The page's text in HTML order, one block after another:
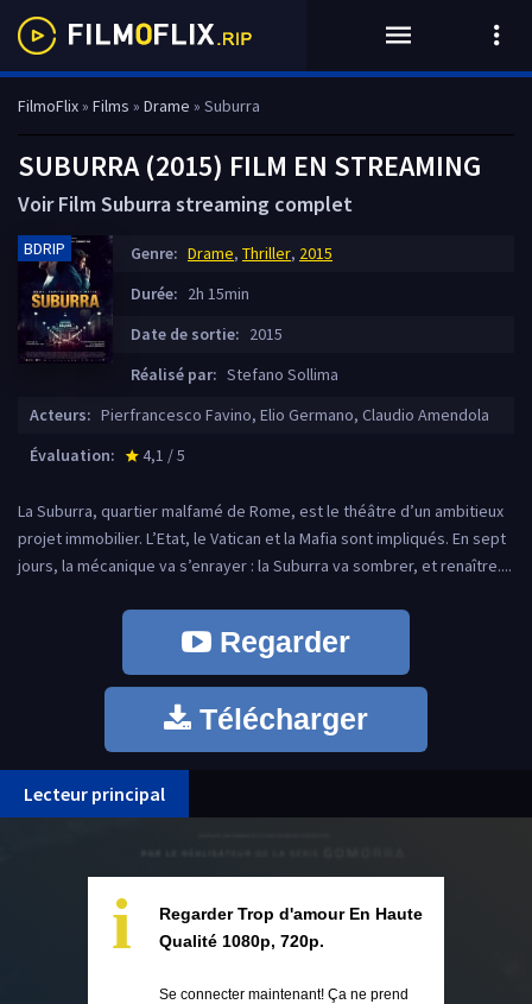
FilmoFlix» Films » Drame » Suburra
SUBURRA (2015) FILM EN STREAMING
Voir Film Suburra streaming complet
BDRIP Genre: Drame, Thriller, 2015
Durée: 2h 15min
Date de sortie: 2015
Réalisé par: Stefano Sollima
Acteurs: Pierfrancesco Favino, Elio Germano, Claudio Amendola
Évaluation:
star_rate
4,1 / 5
La Suburra, quartier malfamé de Rome, est le théâtre d’un ambitieux
projet immobilier. L’Etat, le Vatican et la Mafia sont impliqués. En sept
jours, la mécanique va s’enrayer : la Suburra va sombrer, et renaître....
Regarder
Télécharger
Lecteur principal
i
Regarder Trop d'amour En Haute
Qualité 1080p, 720p.
Se connecter maintenant! Ça ne prend